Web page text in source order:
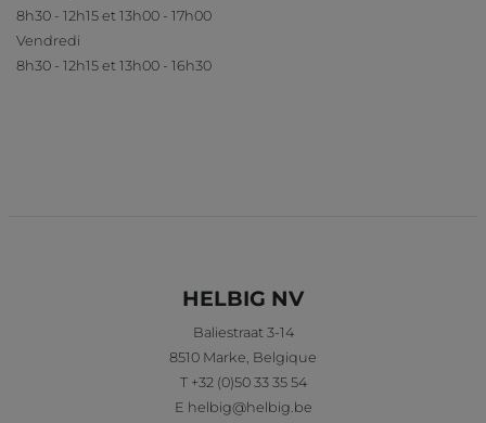
8h30 - 12h15 et 13h00 - 17h00
Vendredi
8h30 - 12h15 et 13h00 - 16h30
HELBIG NV
Baliestraat 3-14
8510 Marke Belgique
T +32 (0)50 33 35 54
E helbig@helbig.be